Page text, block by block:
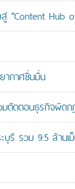
“Content Hub
ากาศชื่นมื่น
ตอนธุรกิจผิดก
รวม 9.5 ล้าน